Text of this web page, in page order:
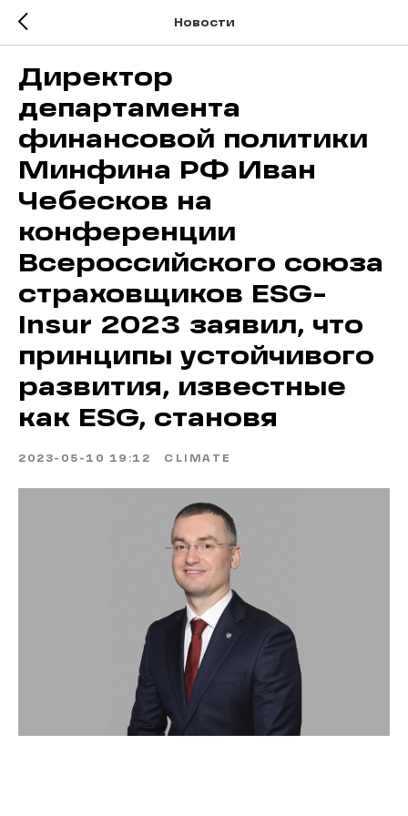
Новости
Директор
департамента
финансовой политики
Минфина РФ Иван
Чебесков на
конференции
Всероссийского союза
страховщиков ESG-
Insur 2023 заявил, что
принципы устойчивого
развития, известные
как ESG, становя
2023-05-10 19:12 CLIMATE